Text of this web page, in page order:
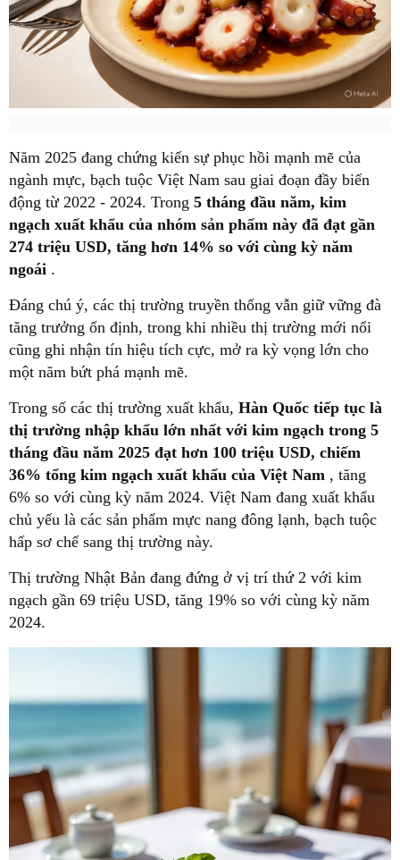
Năm 2025 đang chứng kiến sự phục hồi mạnh mẽ của
ngành mực, bạch tuộc Việt Nam sau giai đoạn đầy biến
động từ 2022 - 2024. Trong 5 tháng đầu năm, kim
ngạch xuất khẩu của nhóm sản phẩm này đã đạt gần
274 triệu USD, tăng hơn 14% so với cùng kỳ năm
ngoái .
Đáng chú ý, các thị trường truyền thống vẫn giữ vững đà
tăng trưởng ổn định, trong khi nhiều thị trường mới nổi
cũng ghi nhận tín hiệu tích cực, mở ra kỳ vọng lớn cho
một năm bứt phá mạnh mẽ.
Trong số các thị trường xuất khẩu, Hàn Quốc tiếp tục là
thị trường nhập khẩu lớn nhất với kim ngạch trong 5
tháng đầu năm 2025 đạt hơn 100 triệu USD, chiếm
36% tổng kim ngạch xuất khẩu của Việt Nam , tăng
6% so với cùng kỳ năm 2024. Việt Nam đang xuất khẩu
chủ yếu là các sản phẩm mực nang đông lạnh, bạch tuộc
hấp sơ chế sang thị trường này.
Thị trường Nhật Bản đang đứng ở vị trí thứ 2 với kim
ngạch gần 69 triệu USD, tăng 19% so với cùng kỳ năm
2024.